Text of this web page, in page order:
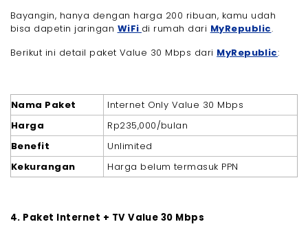
Bayangin, hanya dengan harga 200 ribuan, kamu udah
bisa dapetin jaringan WiFi di rumah dari MyRepublic.
Berikut ini detail paket Value 30 Mbps dari MyRepublic:
Nama Paket
Internet Only Value 30 Mbps
Harga
Rp235,000/bulan
Benefit
Unlimited
Kekurangan
Harga belum termasuk PPN
4. Paket Internet + TV Value 30 Mbps